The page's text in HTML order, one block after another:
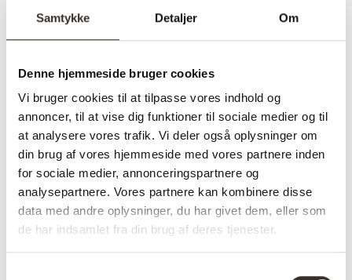
Samtykke Detaljer Om
Denne hjemmeside bruger cookies
Vi bruger cookies til at tilpasse vores indhold og
annoncer, til at vise dig funktioner til sociale medier og til
at analysere vores trafik. Vi deler også oplysninger om
din brug af vores hjemmeside med vores partnere inden
for sociale medier, annonceringspartnere og
analysepartnere. Vores partnere kan kombinere disse
data med andre oplysninger, du har givet dem, eller som
de har indsamlet fra din brug af deres tjenester.
✅ Stk pris
✅ Farve: Mørkegrøn
Varenummer (SKU): 2545-DK Kategorier:Lido serien,
Sofaer,U-sofa
Specifikationer: